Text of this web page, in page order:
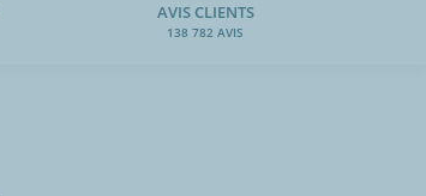
AVIS CLIENTS
138 782 AVIS